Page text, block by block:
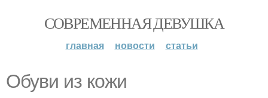
СОВРЕМЕННАЯ ДЕВУШКА
главная новости статьи
Обуви из кожи